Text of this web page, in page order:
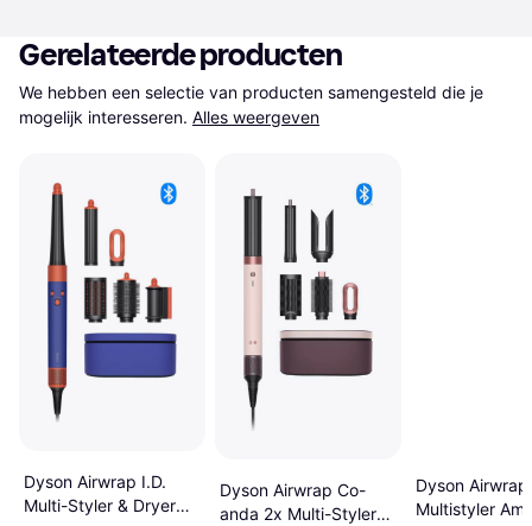
Gerelateerde producten
We hebben een selectie van producten samengesteld die je
mogelijk interesseren. Alles weergeven
Dyson Airwrap I.D.
Multi-Styler & Dryer
Dyson Airwrap Co-
anda 2x Multi-Styler
Dyson
Multistyler